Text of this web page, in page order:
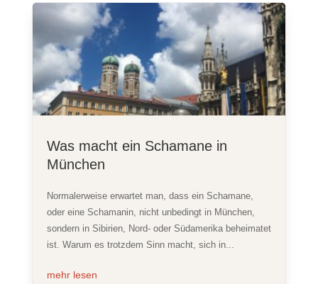
Was macht ein Schamane in
München
Normalerweise erwartet man, dass ein Schamane,
oder eine Schamanin, nicht unbedingt in München,
sondern in Sibirien, Nord- oder Südamerika beheimatet
ist. Warum es trotzdem Sinn macht, sich in...
mehr lesen